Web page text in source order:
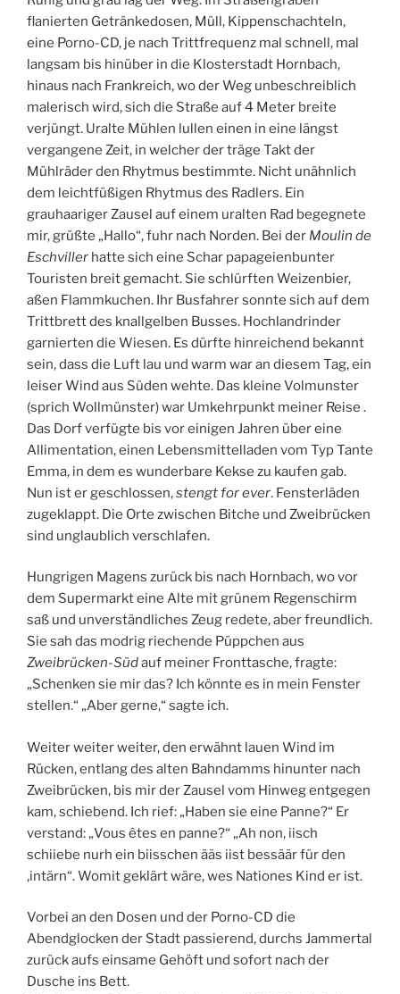
flanierten Getränkedosen, Müll, Kippenschachteln,
eine Porno-CD, je nach Trittfrequenz mal schnell, mal
langsam bis hinüber in die Klosterstadt Hornbach,
hinaus nach Frankreich, wo der Weg unbeschreiblich
malerisch wird, sich die Straße auf 4 Meter breite
verjüngt. Uralte Mühlen lullen einen in eine längst
vergangene Zeit, in welcher der träge Takt der
Mühlräder den Rhytmus bestimmte. Nicht unähnlich
dem leichtfüßigen Rhytmus des Radlers. Ein
grauhaariger Zausel auf einem uralten Rad begegnete
mir, grüßte „Hallo“, fuhr nach Norden. Bei der Moulin de
Eschviller hatte sich eine Schar papageienbunter
Touristen breit gemacht. Sie schlürften Weizenbier,
aßen Flammkuchen. Ihr Busfahrer sonnte sich auf dem
Trittbrett des knallgelben Busses. Hochlandrinder
garnierten die Wiesen. Es dürfte hinreichend bekannt
sein, dass die Luft lau und warm war an diesem Tag, ein
leiser Wind aus Süden wehte. Das kleine Volmunster
(sprich Wollmünster) war Umkehrpunkt meiner Reise .
Das Dorf verfügte bis vor einigen Jahren über eine
Allimentation, einen Lebensmittelladen vom Typ Tante
Emma, in dem es wunderbare Kekse zu kaufen gab.
Nun ist er geschlossen,stengt for ever. Fensterläden
zugeklappt. Die Orte zwischen Bitche und Zweibrücken
sind unglaublich verschlafen.
Hungrigen Magens zurück bis nach Hornbach, wo vor
dem Supermarkt eine Alte mit grünem Regenschirm
saß und unverständliches Zeug redete, aber freundlich.
Sie sah das modrig riechende Püppchen aus
Zweibrücken-Südauf meiner Fronttasche, fragte:
„Schenken sie mir das? Ich könnte es in mein Fenster
stellen.“ „Aber gerne,“ sagte ich.
Weiter weiter weiter, den erwähnt lauen Wind im
Rücken, entlang des alten Bahndamms hinunter nach
Zweibrücken, bis mir der Zausel vom Hinweg entgegen
kam, schiebend. Ich rief: „Haben sie eine Panne?“ Er
verstand: „Vous êtes en panne?“ „Ah non, iisch
schiiebe nurh ein biisschen ääs iist bessäär für den
‚intärn“. Womit geklärt wäre, wes Nationes Kind er ist.
Vorbei an den Dosen und der Porno-CD die
Abendglocken der Stadt passierend, durchs Jammertal
zurück aufs einsame Gehöft und sofort nach der
Dusche ins Bett.